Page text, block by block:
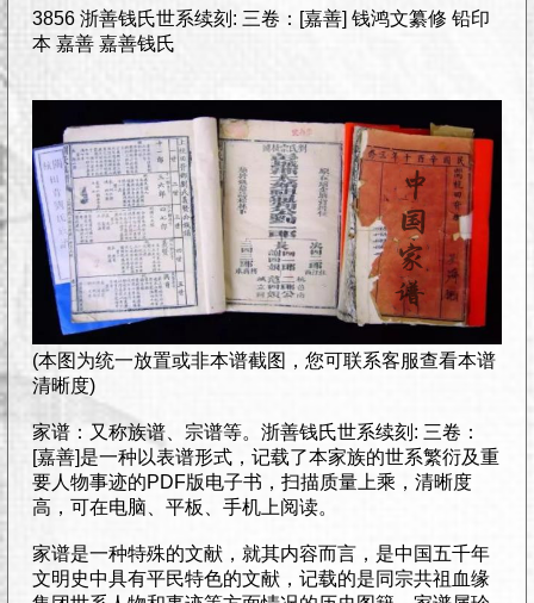
3856 浙善钱氏世系续刻: 三卷：[嘉善] 钱鸿文纂修 铅印
本 嘉善 嘉善钱氏
(本图为统一放置或非本谱截图，您可联系客服查看本谱
清晰度)
家谱：又称族谱、宗谱等。浙善钱氏世系续刻: 三卷：
[嘉善]是一种以表谱形式，记载了本家族的世系繁衍及重
要人物事迹的PDF版电子书，扫描质量上乘，清晰度
高，可在电脑、平板、手机上阅读。
家谱是一种特殊的文献，就其内容而言，是中国五千年
文明史中具有平民特色的文献，记载的是同宗共祖血缘